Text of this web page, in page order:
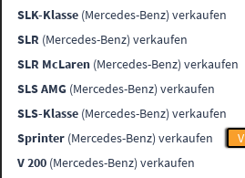
SLK-Klasse (Mercedes-Benz) verkaufen
SLR (Mercedes-Benz) verkaufen
SLR McLaren (Mercedes-Benz) verkaufen
SLS AMG (Mercedes-Benz) verkaufen
SLS-Klasse (Mercedes-Benz) verkaufen
Sprinter (Mercedes-Benz) verkaufen
V
V 200 (Mercedes-Benz) verkaufen